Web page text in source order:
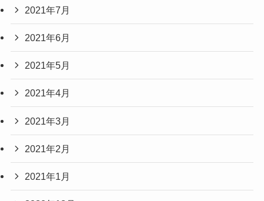
2021年7月
2021年6月
2021年5月
2021年4月
2021年3月
2021年2月
2021年1月